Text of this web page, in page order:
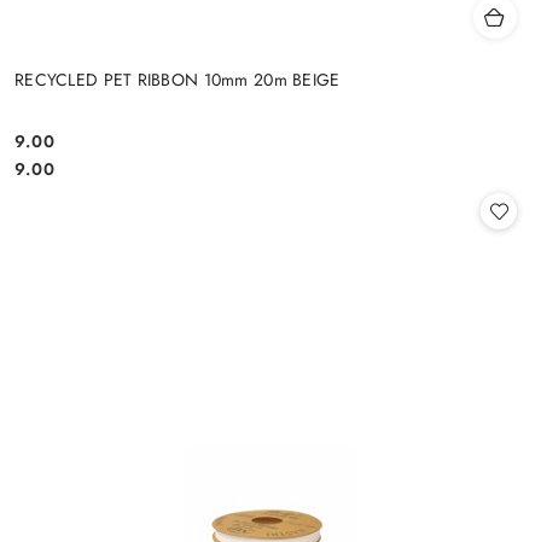
RECYCLED PET RIBBON 10mm 20m BEIGE
Cena:
9.00
Cena:
9.00